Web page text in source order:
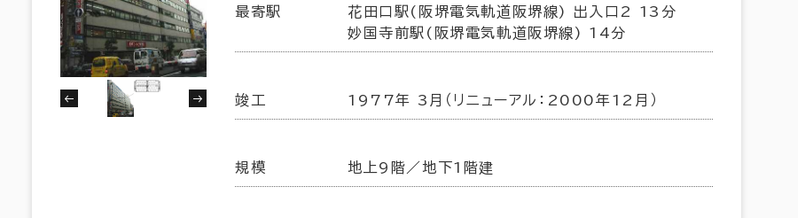
最寄駅
花田口駅(阪堺電気軌道阪堺線) 出入口2 13分
妙国寺前駅(阪堺電気軌道阪堺線) 14分
竣工 1977年 3月（リニューアル：2000年12月）
規模 地上9階／地下1階建